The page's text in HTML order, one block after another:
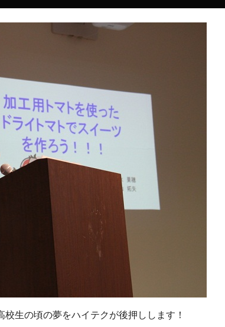
生の頃の夢をハイテクが後押しします！